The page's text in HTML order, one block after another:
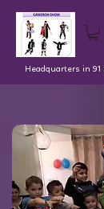
Headquarters in 91